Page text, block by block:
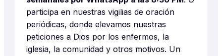
participa en nuestras vigilias de oración
periódicas, donde elevamos nuestras
peticiones a Dios por los enfermos, la
iglesia, la comunidad y otros motivos. Un